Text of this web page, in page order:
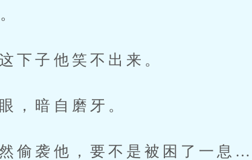
子他笑不出来。
暗自磨牙。
袭他，要不是被困了一息